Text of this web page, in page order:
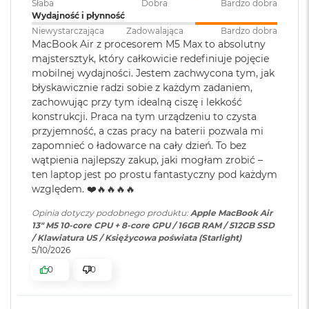
ś
c
i
d
y
s
k
u
M
a
c
B
o
k
i
r
2
5
B
Jasność 500 nitów
Kolory
Możliwość wyświetlania miliarda kolorów
Szeroka gama kolorów (P3)
Technologia True Tone
Apple M5
Apple M5 (10-rdzeniowy procesor CPU + 10-rdzeniowy procesor
GPU + 16-rdzeniowy system Neural Engine)
Sprzętowa akceleracja ray tracingu
Szybkie ładowanie
Możliwość szybkiego ładowania
zasilaczem USB-C o mocy 70W
Ładowanie i
rozbudowa:
Dwa porty Thunderbolt 4
(USB‑C) obsługujące:
Ładowanie,DisplayPort,
Thunderbolt 4 (do 40 Gb/s),
USB 4 (do 40 Gb/s)
Klawiatura
numeryczna
NIE
Podświetlana
klawiatura
Słaba
Dobra
Bardzo dobra
Wydajność i płynność
Niewystarczająca
Zadowalająca Bardzo dobra
MacBook Air z procesorem M5 Max to absolutny
majstersztyk, który całkowicie redefiniuje pojęcie
mobilnej wydajności. Jestem zachwycona tym, jak
błyskawicznie radzi sobie z każdym zadaniem,
zachowując przy tym idealną ciszę i lekkość
konstrukcji. Praca na tym urządzeniu to czysta
przyjemność, a czas pracy na baterii pozwala mi
zapomnieć o ładowarce na cały dzień. To bez
wątpienia najlepszy zakup, jaki mogłam zrobić –
ten laptop jest po prostu fantastyczny pod każdym
względem. ❤️🔥🔥🔥🔥
Opinia dotyczy podobnego produktu:Apple MacBook Air
13" M5 10-core CPU + 8-core GPU / 16GB RAM / 512GB SSD
/ Klawiatura US / Księżycowa poświata (Starlight)
5/10/2026
0
0